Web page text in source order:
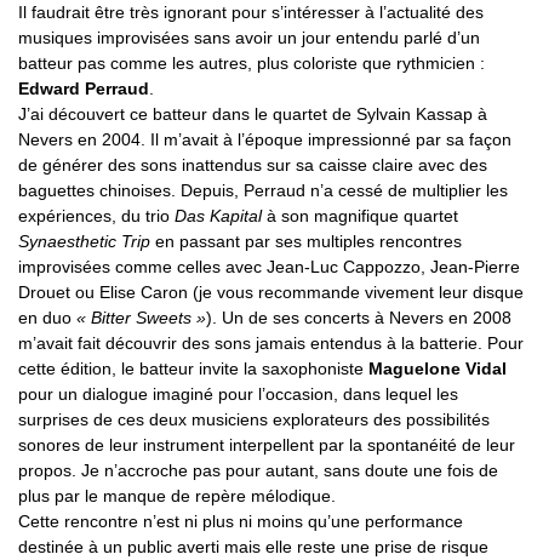
Il faudrait être très ignorant pour s’intéresser à l’actualité des
musiques improvisées sans avoir un jour entendu parlé d’un
batteur pas comme les autres, plus coloriste que rythmicien :
Edward Perraud
J’ai découvert ce batteur dans le quartet de Sylvain Kassap à
Nevers en 2004. Il m’avait à l’époque impressionné par sa façon
de générer des sons inattendus sur sa caisse claire avec des
baguettes chinoises. Depuis, Perraud n’a cessé de multiplier les
expériences, du trio Das Kapitalà son magnifique quartet
Synaesthetic Trip en passant par ses multiples rencontres
improvisées comme celles avec Jean-Luc Cappozzo, Jean-Pierre
Drouet ou Elise Caron (je vous recommande vivement leur disque
en duo « Bitter Sweets »). Un de ses concerts à Nevers en 2008
m’avait fait découvrir des sons jamais entendus à la batterie. Pour
cette édition, le batteur invite la saxophoniste Maguelone Vidal
pour un dialogue imaginé pour l’occasion, dans lequel les
surprises de ces deux musiciens explorateurs des possibilités
sonores de leur instrument interpellent par la spontanéité de leur
propos. Je n’accroche pas pour autant, sans doute une fois de
plus par le manque de repère mélodique.
Cette rencontre n’est ni plus ni moins qu’une performance
destinée à un public averti mais elle reste une prise de risque